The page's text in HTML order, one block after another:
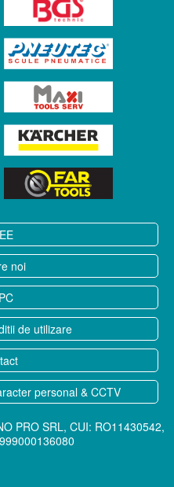
noi
de utilizare
personal & CCTV
PRO SRL, CUI: RO11430542,